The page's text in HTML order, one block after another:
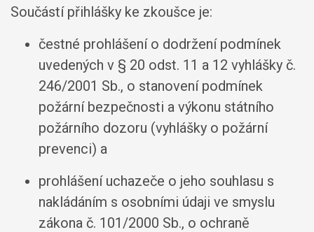
Součástí přihlášky ke zkoušce je:
čestné prohlášení o dodržení podmínek
uvedených v § 20 odst. 11 a 12 vyhlášky č.
246/2001 Sb., o stanovení podmínek
požární bezpečnosti a výkonu státního
požárního dozoru (vyhlášky o požární
prevenci) a
prohlášení uchazeče o jeho souhlasu s
nakládáním s osobními údaji ve smyslu
zákona č. 101/2000 Sb., o ochraně